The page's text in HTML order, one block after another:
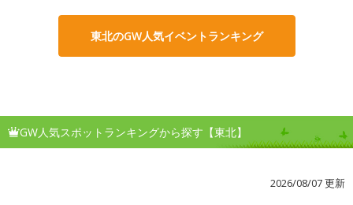
東北のGW人気イベントランキング
GW人気スポットランキングから探す【東北】
2026/08/07 更新